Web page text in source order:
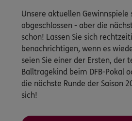
Unsere aktuellen Gewinnspiele
abgeschlossen - aber die
schon! Lassen Sie sich
benachrichtigen, wenn es
seien Sie einer der Ersten, der
Balltragekind beim DFB-Pokal
die nächste Runde der Saison
sich!